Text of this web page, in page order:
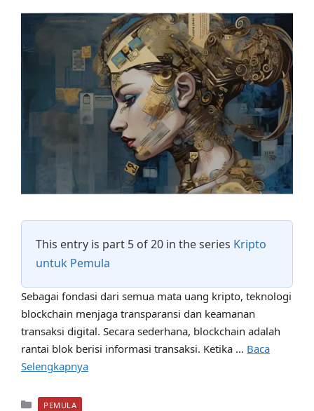
This entry is part 5 of 20 in the series Kripto
untuk Pemula
Sebagai fondasi dari semua mata uang kripto, teknologi
blockchain menjaga transparansi dan keamanan
transaksi digital. Secara sederhana, blockchain adalah
rantai blok berisi informasi transaksi. Ketika … Baca
Selengkapnya
Kategori
PEMULA